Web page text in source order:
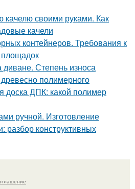
качелю своими руками. Как
качели
контейнеров. Требования к
Степень износа
полимерного
доска ДПК: какой полимер
ручной. Изготовление
разбор конструктивных